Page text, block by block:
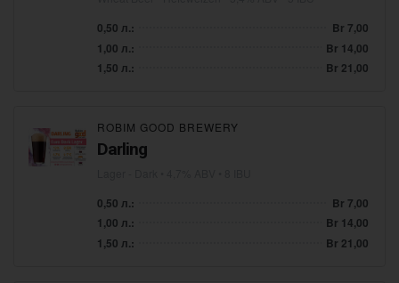
0,50 л.:
Br 7,00
1,00 л.:
Br 14,00
1,50 л.:
Br 21,00
ROBIM GOOD BREWERY
Darling
0,50 л.:
Br 7,00
1,00 л.:
Br 14,00
1,50 л.:
Br 21,00